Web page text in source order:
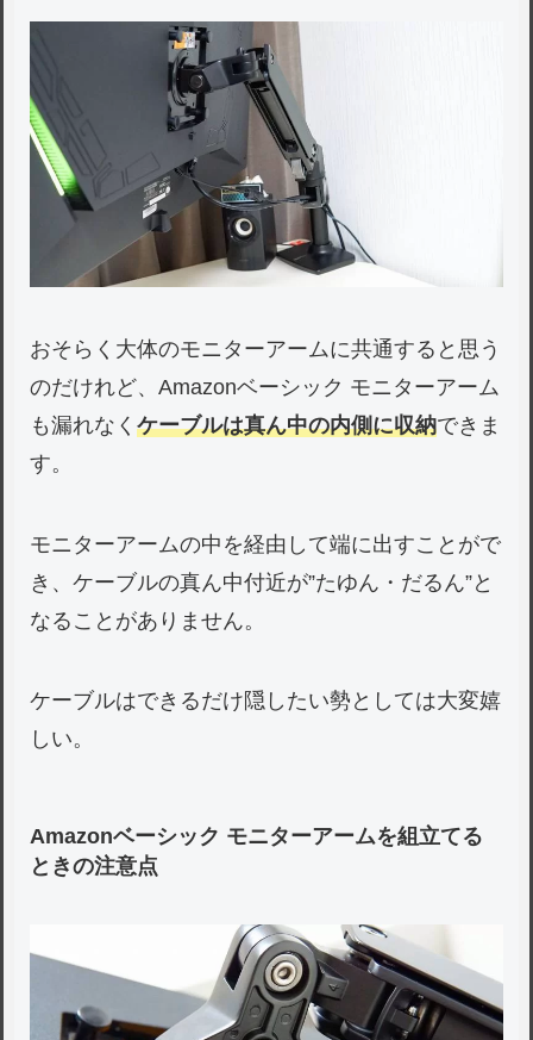
おそらく大体のモニターアームに共通すると思う
のだけれど、Amazonベーシック モニターアーム
も漏れなくケーブルは真ん中の内側に収納できま
す。
モニターアームの中を経由して端に出すことがで
き、ケーブルの真ん中付近が”たゆん・だるん”と
なることがありません。
ケーブルはできるだけ隠したい勢としては大変嬉
しい。
Amazonベーシック モニターアームを組立てる
ときの注意点